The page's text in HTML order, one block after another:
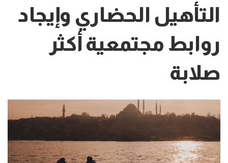
التأهيل الحضاري وإيجاد
روابط مجتمعية أكثر
صلابة